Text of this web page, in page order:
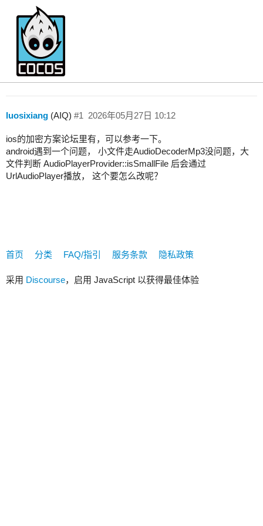
关于 mp3 音频文件加密问题
Creator 2.x
luosixiang (AIQ) 2026年05月27日 10:12
#1
ios的加密方案论坛里有，可以参考一下。
android遇到一个问题， 小文件走AudioDecoderMp3没问题，大
文件判断 AudioPlayerProvider::isSmallFile 后会通过
UrlAudioPlayer播放， 这个要怎么改呢？
首页 分类 FAQ/指引 服务条款 隐私政策
采用 Discourse，启用 JavaScript 以获得最佳体验